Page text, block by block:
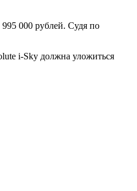
995 000 рублей. Судя по
i-Sky должна уложиться